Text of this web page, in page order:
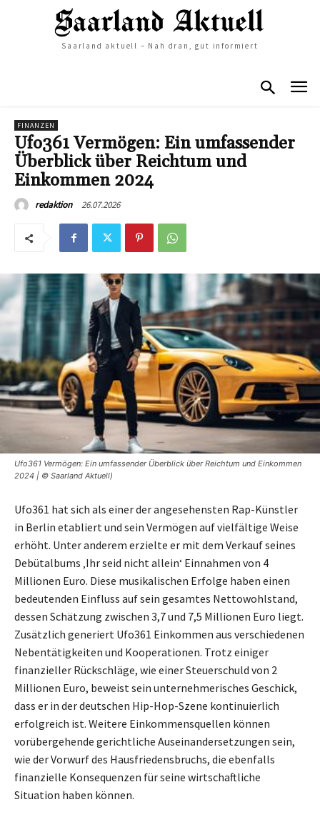
Saarland aktuell – Nah dran, gut informiert
FINANZEN
Ufo361 Vermögen: Ein umfassender
Überblick über Reichtum und
Einkommen 2024
redaktion 26.07.2026
Ufo361 Vermögen: Ein umfassender Überblick über Reichtum und Einkommen
2024 | © Saarland Aktuell)
Ufo361 hat sich als einer der angesehensten Rap-Künstler
in Berlin etabliert und sein Vermögen auf vielfältige Weise
erhöht. Unter anderem erzielte er mit dem Verkauf seines
Debütalbums ‚Ihr seid nicht allein‘ Einnahmen von 4
Millionen Euro. Diese musikalischen Erfolge haben einen
bedeutenden Einfluss auf sein gesamtes Nettowohlstand,
dessen Schätzung zwischen 3,7 und 7,5 Millionen Euro liegt.
Zusätzlich generiert Ufo361 Einkommen aus verschiedenen
Nebentätigkeiten und Kooperationen. Trotz einiger
finanzieller Rückschläge, wie einer Steuerschuld von 2
Millionen Euro, beweist sein unternehmerisches Geschick,
dass er in der deutschen Hip-Hop-Szene kontinuierlich
erfolgreich ist. Weitere Einkommensquellen können
vorübergehende gerichtliche Auseinandersetzungen sein,
wie der Vorwurf des Hausfriedensbruchs, die ebenfalls
finanzielle Konsequenzen für seine wirtschaftliche
Situation haben können.